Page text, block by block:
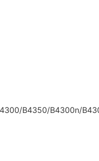
B4350/B4300n/